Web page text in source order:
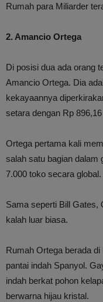
Rumah para Miliarder
2. Amancio Ortega
Di posisi dua ada orang
Amancio Ortega. Dia
kekayaannya
setara dengan Rp
Ortega pertama kali
salah satu bagian dalam
7.000 toko secara global.
Sama seperti Bill Gates,
kalah luar biasa.
Rumah Ortega berada
pantai indah Spanyol.
indah berkat pohon
berwarna hijau kristal.